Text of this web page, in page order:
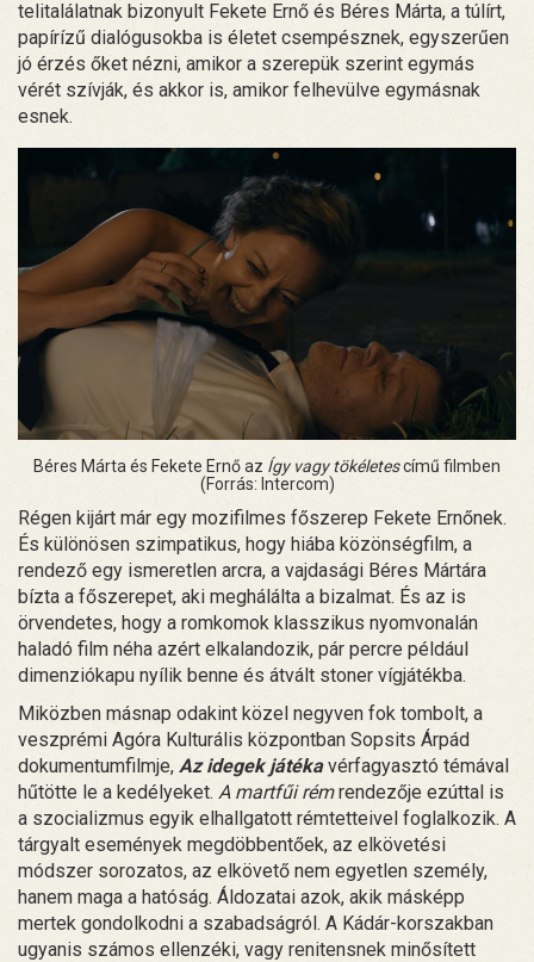
telitalálatnak bizonyult Fekete Ernő és Béres Márta, a túlírt,
papírízű dialógusokba is életet csempésznek, egyszerűen
jó érzés őket nézni, amikor a szerepük szerint egymás
vérét szívják, és akkor is, amikor felhevülve egymásnak
esnek.
Béres Márta és Fekete Ernő az Így vagy tökéletescímű filmben
(Forrás: Intercom)
Régen kijárt már egy mozifilmes főszerep Fekete Ernőnek.
És különösen szimpatikus, hogy hiába közönségfilm, a
rendező egy ismeretlen arcra, a vajdasági Béres Mártára
bízta a főszerepet, aki meghálálta a bizalmat. És az is
örvendetes, hogy a romkomok klasszikus nyomvonalán
haladó film néha azért elkalandozik, pár percre például
dimenziókapu nyílik benne és átvált stoner vígjátékba.
Miközben másnap odakint közel negyven fok tombolt, a
veszprémi Agóra Kulturális központban Sopsits Árpád
dokumentumfilmje, Az idegek játékavérfagyasztó témával
hűtötte le a kedélyeket. A martfűi rémrendezője ezúttal is
a szocializmus egyik elhallgatott rémtetteivel foglalkozik. A
tárgyalt események megdöbbentőek, az elkövetési
módszer sorozatos, az elkövető nem egyetlen személy,
hanem maga a hatóság. Áldozatai azok, akik másképp
mertek gondolkodni a szabadságról. A Kádár-korszakban
ugyanis számos ellenzéki, vagy renitensnek minősített